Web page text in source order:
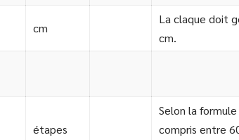
cm
La claque doit
cm.
étapes
Selon la
compris entre